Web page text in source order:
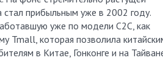
прибыльным уже в 2002 году.
уже по модели C2C, как
Tmall, которая позволила
в Китае, Гонконге и на